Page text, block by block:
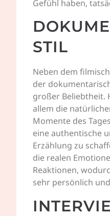
Gefühl haben,
STIL
Neben dem
der
großer Beliebtheit.
allem die
Momente des
eine authentische
Erzählung zu
die realen
Reaktionen,
sehr persönlich